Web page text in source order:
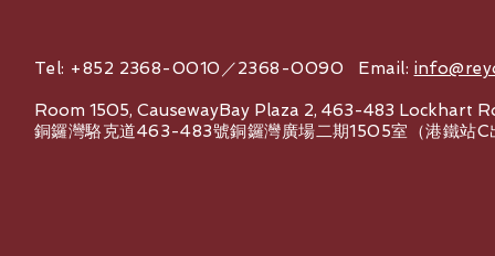
Tel: +852 2368-0010／2368-0090 Email:
Room 1505, CausewayBay Plaza 2, 463-483 Lockhart
銅鑼灣駱克道463-483號銅鑼灣廣場二期1505室（港鐵站C